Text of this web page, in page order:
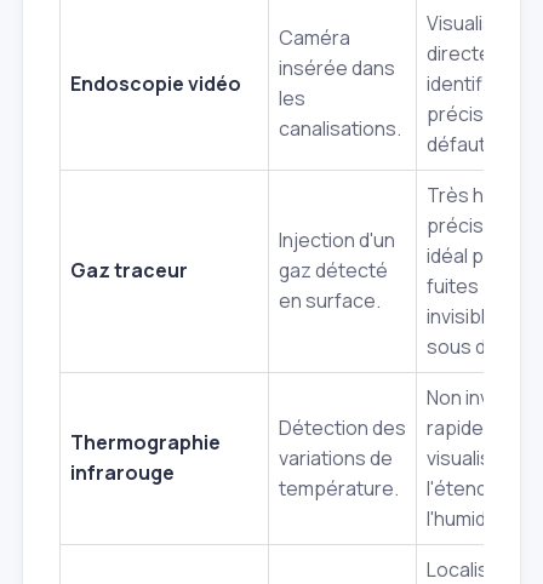
Endoscopie vidéo
Caméra
insérée dans
les
canalisations.
Visualisation
directe,
identification
précise des
défauts.
Gaz traceur
Injection d'un
gaz détecté
en surface.
Très haute
précision,
idéal pour
fuites
invisibles,
sous dalles.
Thermographie
infrarouge
Détection des
variations de
température.
Non invasive,
rapide,
visualise
l'étendue de
l'humidité.
Localisation